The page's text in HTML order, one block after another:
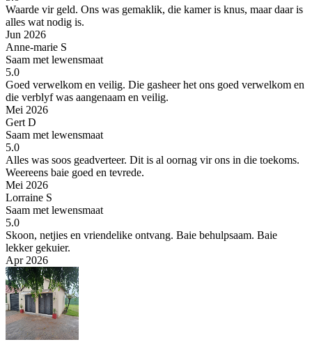
Waarde vir geld. Ons was gemaklik, die kamer is knus, maar daar is
alles wat nodig is.
Jun 2026
Anne-marie S
Saam met lewensmaat
5.0
Goed verwelkom en veilig. Die gasheer het ons goed verwelkom en
die verblyf was aangenaam en veilig.
Mei 2026
Gert D
Saam met lewensmaat
5.0
Alles was soos geadverteer. Dit is al oornag vir ons in die toekoms.
Weereens baie goed en tevrede.
Mei 2026
Lorraine S
Saam met lewensmaat
5.0
Skoon, netjies en vriendelike ontvang. Baie behulpsaam. Baie
lekker gekuier.
Apr 2026